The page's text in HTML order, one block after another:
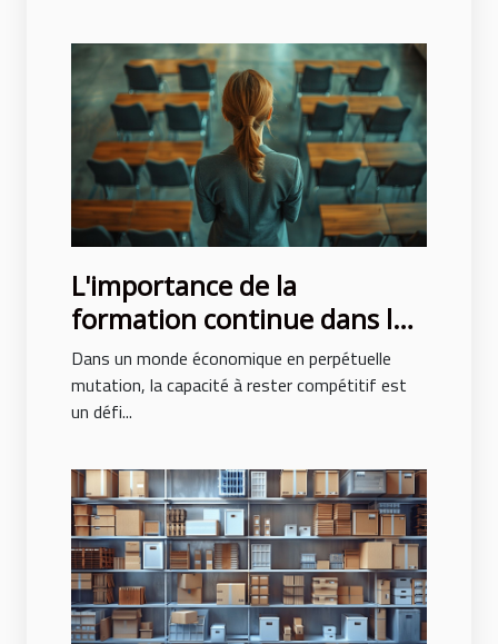
L'importance de la
formation continue dans les
carrières commerciales
Dans un monde économique en perpétuelle
mutation, la capacité à rester compétitif est
un défi...